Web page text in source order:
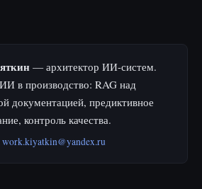
— архитектор ИИ-систем.
в производство: RAG над
документацией, предиктивное
контроль качества.
work.kiyatkin@yandex.ru